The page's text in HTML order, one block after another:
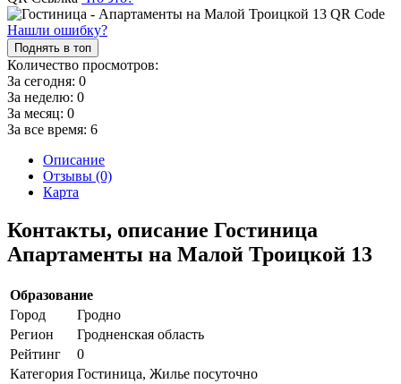
Нашли ошибку?
Поднять в топ
Количество просмотров:
За сегодня: 0
За неделю: 0
За месяц: 0
За все время: 6
Описание
Отзывы (0)
Карта
Контакты, описание Гостиница
Апартаменты на Малой Троицкой 13
Образование
Город
Гродно
Регион
Гродненская область
Рейтинг
0
Категория Гостиница, Жилье посуточно